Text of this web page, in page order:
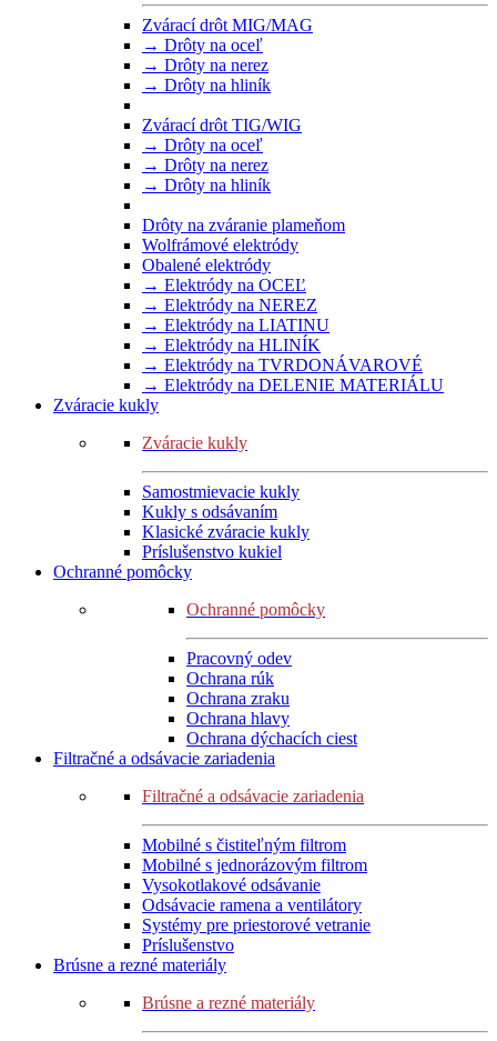
Zvárací drôt MIG/MAG
→ Drôty na oceľ
→ Drôty na nerez
→ Drôty na hliník
Zvárací drôt TIG/WIG
→ Drôty na oceľ
→ Drôty na nerez
→ Drôty na hliník
Drôty na zváranie plameňom
Wolfrámové elektródy
Obalené elektródy
→ Elektródy na OCEĽ
→ Elektródy na NEREZ
→ Elektródy na LIATINU
→ Elektródy na HLINÍK
→ Elektródy na TVRDONÁVAROVÉ
→ Elektródy na DELENIE MATERIÁLU
Zváracie kukly
Zváracie kukly
Samostmievacie kukly
Kukly s odsávaním
Klasické zváracie kukly
Príslušenstvo kukiel
Ochranné pomôcky
Ochranné pomôcky
Pracovný odev
Ochrana rúk
Ochrana zraku
Ochrana hlavy
Ochrana dýchacích ciest
Filtračné a odsávacie zariadenia
Filtračné a odsávacie zariadenia
Mobilné s čistiteľným filtrom
Mobilné s jednorázovým filtrom
Vysokotlakové odsávanie
Odsávacie ramena a ventilátory
Systémy pre priestorové vetranie
Príslušenstvo
Brúsne a rezné materiály
Brúsne a rezné materiály